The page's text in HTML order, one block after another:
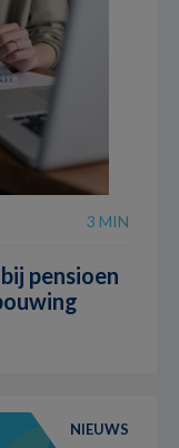
3 MIN
pensioen
NIEUWS